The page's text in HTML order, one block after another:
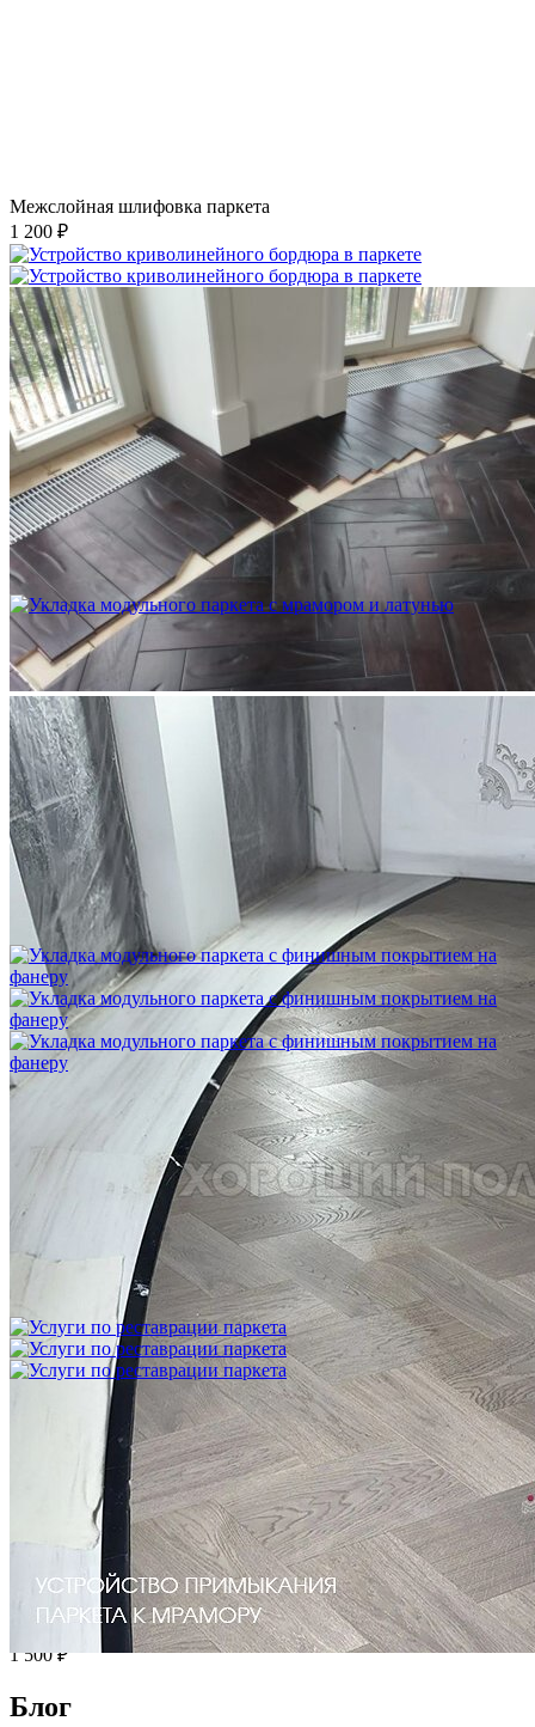
Межслойная шлифовка паркета
1 200 ₽
Устройство криволинейного бордюра в паркете
2 500 ₽
Укладка модульного паркета с мрамором и латунью
3 500 ₽
Укладка модульного паркета с финишным покрытием на
фанеру
Услуги по реставрации паркета
1 500 ₽
Блог